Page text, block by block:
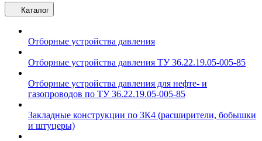
Каталог
Отборные устройства давления
Отборные устройства давления ТУ 36.22.19.05-005-85
Отборные устройства давления для нефте- и
газопроводов по ТУ 36.22.19.05-005-85
Закладные конструкции по ЗК4 (расширители, бобышки
и штуцеры)